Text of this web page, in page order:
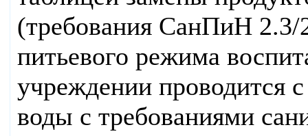
(требования СанПиН 2.3/
питьевого режима
учреждении проводится
воды с требованиями